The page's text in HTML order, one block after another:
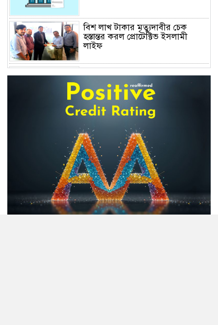
বিশ লাখ টাকার মৃত্যুদাবীর চেক
হস্তান্তর করল প্রোটেক্টিভ ইসলামী
লাইফ
শেয়ার দর, ডিএসইর সতর্কবার্তা